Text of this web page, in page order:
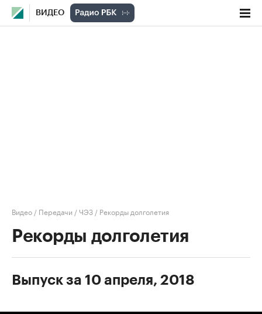
ВИДЕО
Видео / Передачи /ЧЭЗ / Рекорды долголетия
Рекорды долголетия
Выпуск за 10 апреля, 2018